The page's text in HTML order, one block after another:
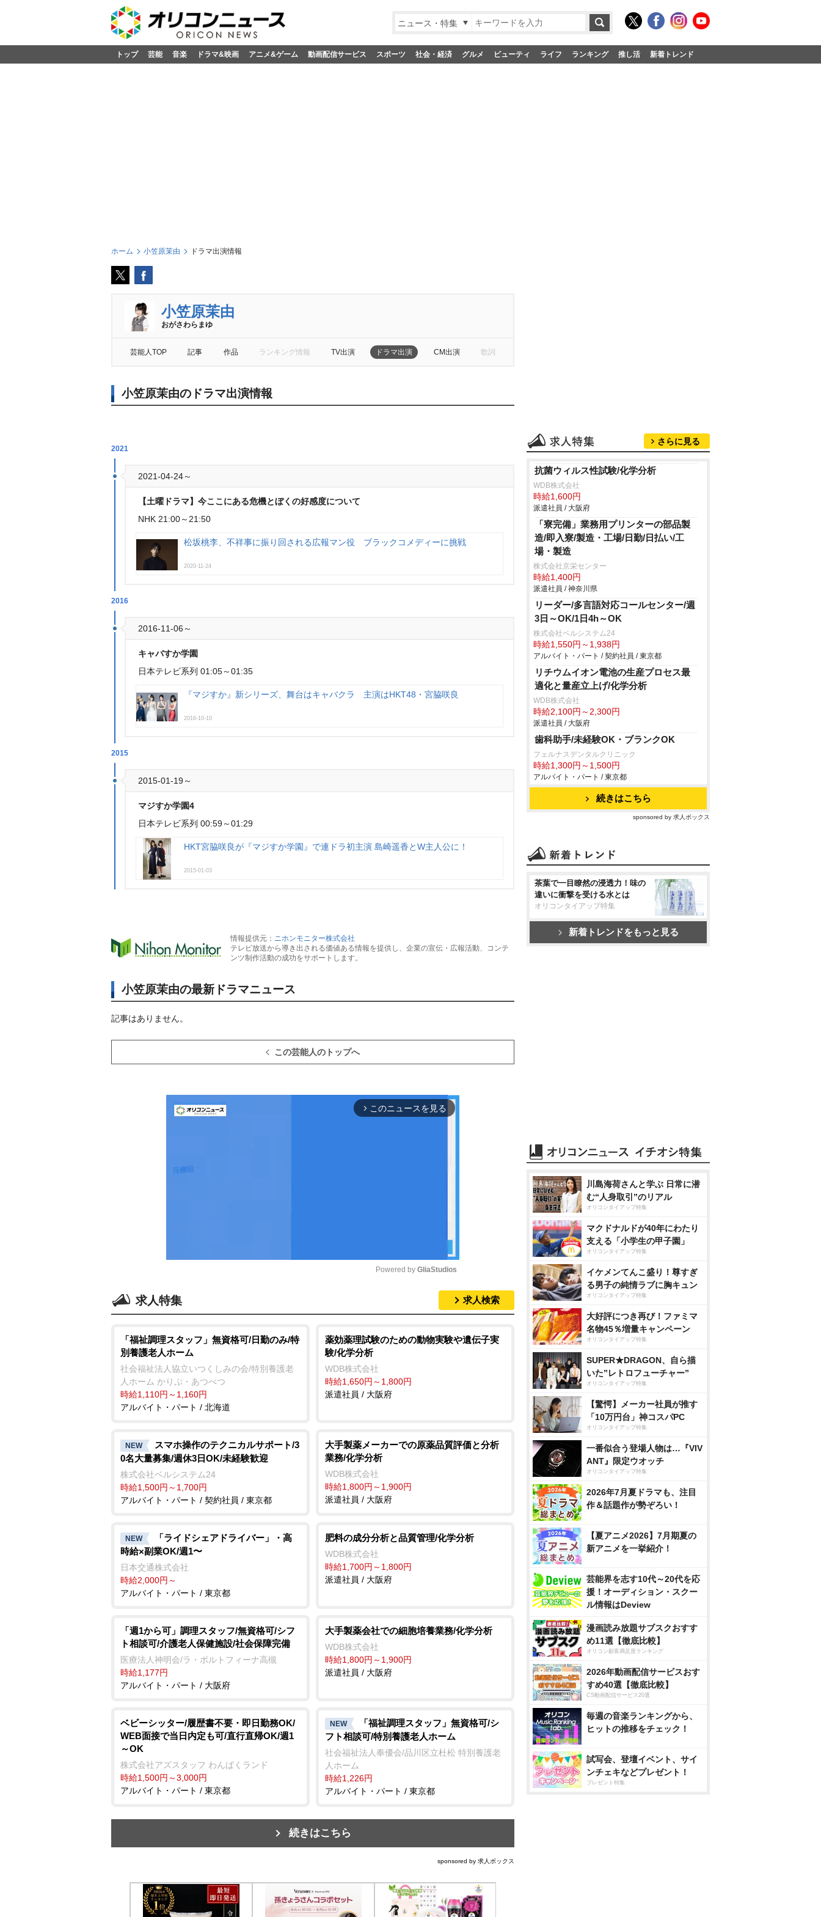
ニュース・特集
トップ 芸能 音楽 ドラマ&映画 アニメ&ゲーム 動画配信サービス スポーツ 社会・経済 グルメ ビューティ ライフ ランキング 推し活 新着トレンド
ホーム 小笠原茉由 ドラマ出演情報
小笠原茉由
おがさわらまゆ
芸能人TOP 記事 作品 ランキング情報 TV出演 ドラマ出演 CM出演 歌詞
小笠原茉由のドラマ出演情報
2021
2021-04-24～
【土曜ドラマ】今ここにある危機とぼくの好感度について
NHK 21:00～21:50
松坂桃李、不祥事に振り回される広報マン役 ブラックコメディーに挑戦
2020-11-24
2016
2016-11-06～
キャバすか学園
日本テレビ系列 01:05～01:35
『マジすか』新シリーズ、舞台はキャバクラ 主演はHKT48・宮脇咲良
2016-10-10
2015
2015-01-19～
マジすか学園4
日本テレビ系列 00:59～01:29
HKT宮脇咲良が『マジすか学園』で連ドラ初主演 島崎遥香とW主人公に！
2015-01-03
情報提供元： ニホンモニター株式会社
テレビ放送から導き出される価値ある情報を提供し、企業の宣伝・広報活動、コンテ
ンツ制作活動の成功をサポートします。
小笠原茉由の最新ドラマニュース
記事はありません。
この芸能人のトップへ
arrow_forward_ios このニュースを見る
t
Powered by GliaStudios
求人特集 求人検索
「福祉調理スタッフ」無資格可/日勤のみ/特
別養護老人ホーム
社会福祉法人協立いつくしみの会/特別養護老
人ホーム かりぷ・あつべつ
時給1,110円～1,160円
アルバイト・パート / 北海道
薬効薬理試験のための動物実験や遺伝子実
験/化学分析
WDB株式会社
時給1,650円～1,800円
派遣社員 / 大阪府
NEW
スマホ操作のテクニカルサポート/3
0名大量募集/週休3日OK/未経験歓迎
株式会社ベルシステム24
時給1,500円～1,700円
アルバイト・パート / 契約社員 / 東京都
大手製薬メーカーでの原薬品質評価と分析
業務/化学分析
WDB株式会社
時給1,800円～1,900円
派遣社員 / 大阪府
NEW
「ライドシェアドライバー」・高
時給×副業OK/週1〜
日本交通株式会社
時給2,000円～
アルバイト・パート / 東京都
肥料の成分分析と品質管理/化学分析
WDB株式会社
時給1,700円～1,800円
派遣社員 / 大阪府
「週1から可」調理スタッフ/無資格可/シフ
ト相談可/介護老人保健施設/社会保障完備
医療法人神明会/ラ・ポルトフィーナ高槻
時給1,177円
アルバイト・パート / 大阪府
大手製薬会社での細胞培養業務/化学分析
WDB株式会社
時給1,800円～1,900円
派遣社員 / 大阪府
ベビーシッター/履歴書不要・即日勤務OK/
WEB面接で当日内定も可/直行直帰OK/週1
～OK
株式会社アズスタッフ わんぱくランド
時給1,500円～3,000円
アルバイト・パート / 東京都
NEW
「福祉調理スタッフ」無資格可/シ
フト相談可/特別養護老人ホーム
社会福祉法人奉優会/品川区立杜松 特別養護老
人ホーム
時給1,226円
アルバイト・パート / 東京都
続きはこちら
sponsored by 求人ボックス
さらに見る
抗菌ウィルス性試験/化学分析
WDB株式会社
時給1,600円
派遣社員 / 大阪府
「寮完備」業務用プリンターの部品製
造/即入寮/製造・工場/日勤/日払い/工
場・製造
株式会社京栄センター
時給1,400円
派遣社員 / 神奈川県
リーダー/多言語対応コールセンター/週
3日～OK/1日4h～OK
株式会社ベルシステム24
時給1,550円～1,938円
アルバイト・パート / 契約社員 / 東京都
リチウムイオン電池の生産プロセス最
適化と量産立上げ/化学分析
WDB株式会社
時給2,100円～2,300円
派遣社員 / 大阪府
歯科助手/未経験OK・ブランクOK
フェルナスデンタルクリニック
時給1,300円～1,500円
アルバイト・パート / 東京都
続きはこちら
sponsored by 求人ボックス
茶葉で一目瞭然の浸透力！味の
違いに衝撃を受ける水とは
オリコンタイアップ特集
新着トレンドをもっと見る
川島海荷さんと学ぶ 日常に潜
む“人身取引”のリアル
オリコンタイアップ特集
マクドナルドが40年にわたり
支える「小学生の甲子園」
オリコンタイアップ特集
イケメンてんこ盛り！尊すぎ
る男子の純情ラブに胸キュン
オリコンタイアップ特集
大好評につき再び！ファミマ
名物45％増量キャンペーン
オリコンタイアップ特集
SUPER★DRAGON、自ら描
いた”レトロフューチャー”
オリコンタイアップ特集
【驚愕】メーカー社員が推す
「10万円台」神コスパPC
オリコンタイアップ特集
一番似合う登場人物は…『VIV
ANT』限定ウオッチ
オリコンタイアップ特集
2026年7月夏ドラマも、注目
作＆話題作が勢ぞろい！
【夏アニメ2026】7月期夏の
新アニメを一挙紹介！
芸能界を志す10代～20代を応
援！オーディション・スクー
ル情報はDeview
漫画読み放題サブスクおすす
め11選【徹底比較】
オリコン顧客満足度ランキング
2026年動画配信サービスおす
すめ40選【徹底比較】
CS動画配信サービス20選
毎週の音楽ランキングから、
ヒットの推移をチェック！
試写会、登壇イベント、サイ
ンチェキなどプレゼント！
プレゼント特集